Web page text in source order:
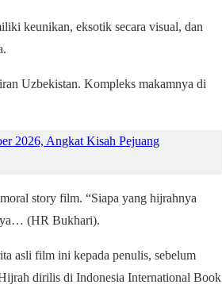
keunikan, eksotik secara visual, dan
Uzbekistan. Kompleks makamnya di
2026, Angkat Kisah Pejuang
story film. “Siapa yang hijrahnya
(HR Bukhari).
asli film ini kepada penulis, sebelum
dirilis di Indonesia International Book